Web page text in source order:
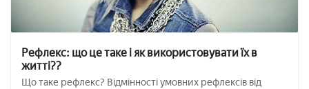
Рефлекс: що це таке і як використовувати їх в
житті??
Що таке рефлекс? Відмінності умовних рефлексів від